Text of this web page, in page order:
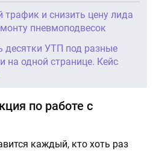
трафик и снизить цену лида
пневмоподвесок
десятки УТП под разные
на одной странице. Кейс
по работе с
каждый, кто хоть раз